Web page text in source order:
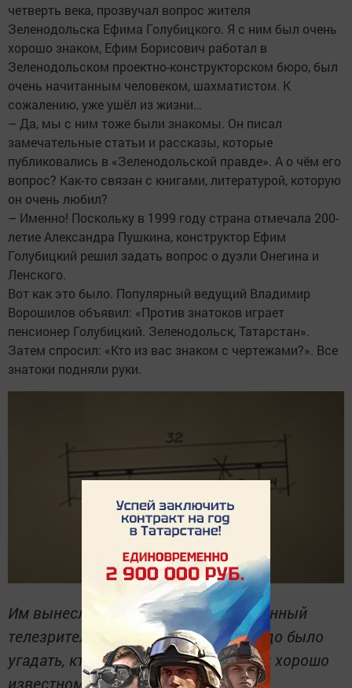
четверть века, прозвучал вопрос жителя
Зеленодольска Ефима Голубицкого. Я с ним был очень
хорошо знаком, Ефим Борисович работал в
Зеленодольском проектно-конструкторском бюро, был
очень начитанным человеком, шахматистом. К
сожалению, уже ушёл из жизни…
– Да, мы с ним тоже были знакомы. Он писал
замечательные статьи и рассказы, которые
публиковались в «Зеленодольской правде». А о чём его
вопрос? Как-то связан с книгами, литературой, которую
он очень любил?
– Именно! Поскольку в 1999 году страна отмечала 200-
летие Александра Пушкина, конструктор Ефим
Голубицкий решил задать вопрос о дуэли Онегина и
Ленского.
Вот как это было. Популярный ведущий Владимир
Ворошилов объявил: «Против знатоков играет
пенсионер Голубицкий. Зеленодольск, Татарстан».
Затем спросил: «Кто из вас знаком с чертежами?». Все
знатоки подняли руки.
Им вынесли чертёж дуэли, нарисованный
телезрителем из Зеленодольска. Надо было
угадать, кто участвовал в этом, всем хорошо
известном, поединке.